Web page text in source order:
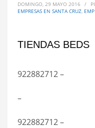
DOMINGO, 29 MAYO 2016 /
EMPRESAS EN SANTA CRUZ,
TIENDAS BEDS
922882712 –
–
922882712 –